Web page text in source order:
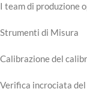
I team di produzione
Strumenti di Misura
Calibrazione del
Verifica incrociata